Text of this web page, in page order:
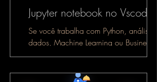
Jupyter notebook no Vscode
Se você trabalha com Python, análise de
dados, Machine Learning ou Business
Intelligence, é muito provável que já